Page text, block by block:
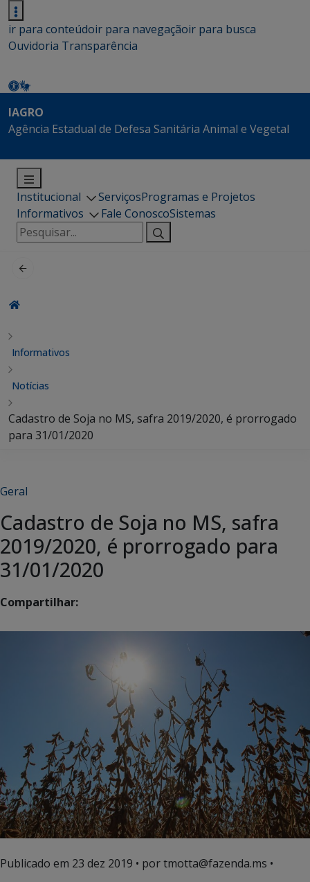
ir para conteúdoir para navegaçãoir para busca
Ouvidoria Transparência
IAGRO
Agência Estadual de Defesa Sanitária Animal e Vegetal
Institucional ServiçosProgramas e Projetos
Informativos
Fale ConoscoSistemas
Pesquisar
por:
Informativos
Notícias
Cadastro de Soja no MS, safra 2019/2020, é prorrogado
para 31/01/2020
Geral
Cadastro de Soja no MS, safra
2019/2020, é prorrogado para
31/01/2020
Compartilhar:
Publicado em 23 dez 2019 • por tmotta@fazenda.ms •